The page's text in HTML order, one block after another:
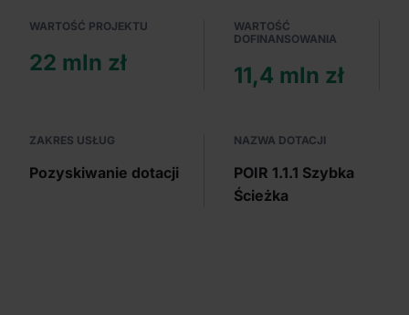
WARTOŚĆ PROJEKTU
22 mln zł
WARTOŚĆ
DOFINANSOWANIA
11,4 mln zł
ZAKRES USŁUG
Pozyskiwanie dotacji
NAZWA DOTACJI
POIR 1.1.1 Szybka
Ścieżka